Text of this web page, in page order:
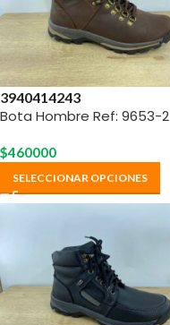
3940414243
Bota Hombre Ref: 9653-2
$460000
SELECCIONAR OPCIONES